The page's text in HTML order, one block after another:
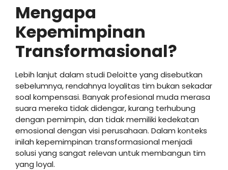
Mengapa
Kepemimpinan
Transformasional?
Lebih lanjut dalam studi Deloitte yang disebutkan
sebelumnya, rendahnya loyalitas tim bukan sekadar
soal kompensasi. Banyak profesional muda merasa
suara mereka tidak didengar, kurang terhubung
dengan pemimpin, dan tidak memiliki kedekatan
emosional dengan visi perusahaan. Dalam konteks
inilah kepemimpinan transformasional menjadi
solusi yang sangat relevan untuk membangun tim
yang loyal.